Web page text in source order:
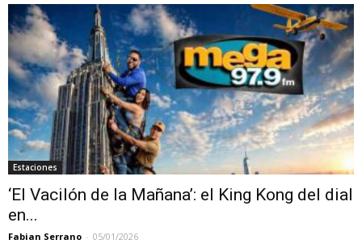
Estaciones
‘El Vacilón de la Mañana’: el King Kong del dial
en...
Fabian Serrano - 05/01/2026